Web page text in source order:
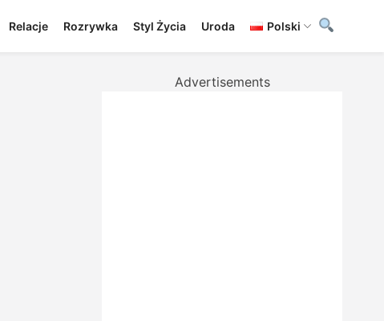
Relacje Rozrywka Styl Życia Uroda Polski
Advertisements